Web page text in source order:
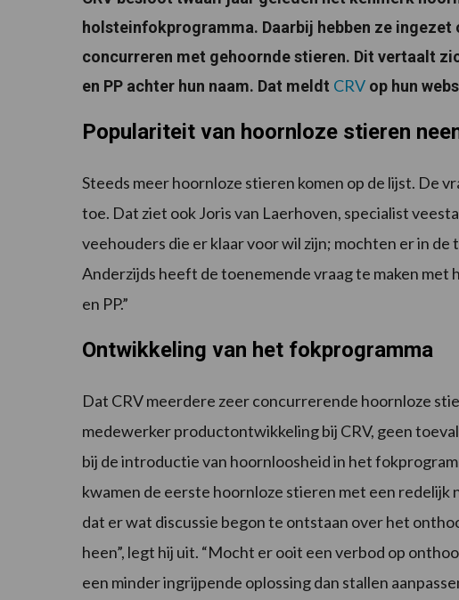
holsteinfokprogramma. Daarbij hebben ze
concurreren met gehoornde stieren. Dit vertaalt
en PP achter hun naam. Dat meldt CRV op hun
Populariteit van hoornloze stieren
Steeds meer hoornloze stieren komen op de lijst. De
toe. Dat ziet ook Joris van Laerhoven, specialist
veehouders die er klaar voor wil zijn; mochten er in
Anderzijds heeft de toenemende vraag te maken met
en PP.”
Ontwikkeling van het fokprogramma
Dat CRV meerdere zeer concurrerende hoornloze
medewerker productontwikkeling bij CRV, geen
bij de introductie van hoornloosheid in het
kwamen de eerste hoornloze stieren met een redelijk
dat er wat discussie begon te ontstaan over het
heen”, legt hij uit. “Mocht er ooit een verbod op
een minder ingrijpende oplossing dan stallen